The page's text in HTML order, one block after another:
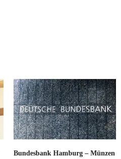
Bundesbank Hamburg – Münzen